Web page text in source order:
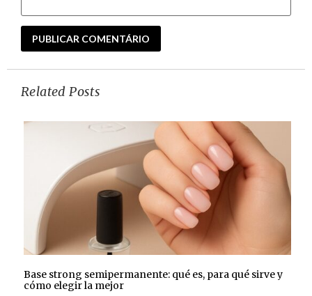
Related Posts
Base strong semipermanente: qué es, para qué sirve y
cómo elegir la mejor